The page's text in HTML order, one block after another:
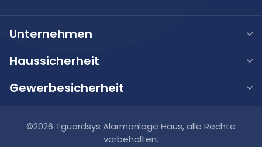
Unternehmen
Karriere
Blog
Haussicherheit
Smart Home Systeme
Gewerbesicherheit
Gewerbe Videoüberwachung
©2026 Tguardsys Alarmanlage Haus, alle Rechte
vorbehalten.